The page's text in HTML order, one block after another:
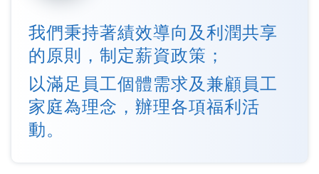
我們秉持著績效導向及利潤共享
的原則，制定薪資政策；
以滿足員工個體需求及兼顧員工
家庭為理念，辦理各項福利活
動。